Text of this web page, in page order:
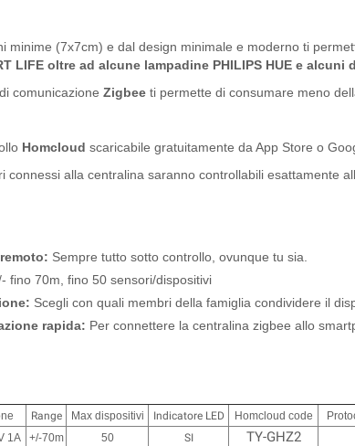
minime (7x7cm) e dal design minimale e moderno ti
LIFE oltre ad alcune lampadine PHILIPS HUE e alcuni
comunicazione Zigbee ti permette di consumare meno
Homcloud scaricabile gratuitamente da App Store o
connessi alla centralina saranno controllabili esattamente
Sempre tutto sotto controllo, ovunque tu sia.
fino 70m, fino 50 sensori/dispositivi
Scegli con quali membri della famiglia condividere il
rapida: Per connettere la centralina zigbee allo
Range Max dispositivi Indicatore LED Homcloud code
1A
+/-70m 50 SI TY-GHZ2